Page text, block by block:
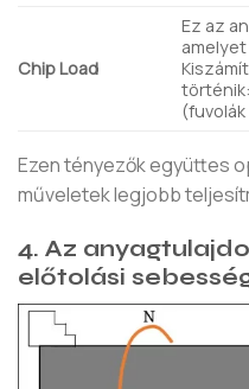
Chip Load
Ez az
Ezen tényezők együttes
műveletek legjobb
4. Az
előtolási